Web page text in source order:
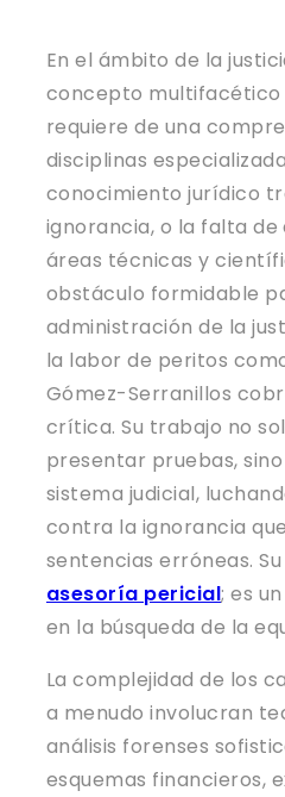
En el ámbito de la
concepto multifacético
requiere de una
disciplinas
conocimiento jurídico
ignorancia, o la falta
áreas técnicas y
obstáculo formidable
administración de la
la labor de peritos
Gómez-Serranillos
crítica. Su trabajo no
presentar pruebas,
sistema judicial,
contra la ignorancia
sentencias erróneas.
asesoría pericial; es
en la búsqueda de la
La complejidad de los
a menudo involucran
análisis forenses
esquemas financieros,